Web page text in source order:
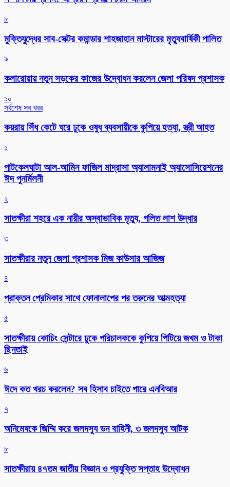
৮
মুক্তিযুদ্ধের সাব-সেক্টর কমান্ডার শাহজাহান মাস্টারের মৃত্যুবার্ষিকী পালিত
৯
কলারোয়ায় নতুন সড়কের কাজের উদ্বোধন করলেন জেলা পরিষদ প্রশাসক
১০
সর্বশেষ সব খবর
কয়রায় সিঁধ কেটে ঘরে ঢুকে ওষুধ ব্যবসায়ীকে কুপিয়ে হত্যা, স্ত্রী আহত
১
পাটকেলঘাটা আল-আমিন ফাজিল মাদ্রাসা অ্যালামনাই অ্যাসোসিয়েশনের
ঈদ পুনর্মিলনী
২
সাতক্ষীরা শহরে এক নারীর অস্বাভাবিক মৃত্যু, গলিত লাশ উদ্ধার
৩
সাতক্ষীরার নতুন জেলা প্রশাসক মিজ কাউসার আজিজ
৪
প্রাক্তন প্রেমিকার সাথে ফোনালাপের পর তরুনের আত্মহত্যা
৫
সাতক্ষীরায় কোচিং সেন্টারে ঢুকে পরিচালককে কুপিয়ে পিটিয়ে জখম ও টাকা
ছিনতাই
৬
ঈদে কত খরচ করলেন? সব হিসাব চাইতে পারে এনবিআর
৭
অনিমেষকে জিম্মি করে জলদস্যু ডন বাহিনী, ৩ জলদস্যু আটক
৮
সাতক্ষীরায় ৪৭তম জাতীয় বিজ্ঞান ও প্রযুক্তি সপ্তাহ উদ্বোধন